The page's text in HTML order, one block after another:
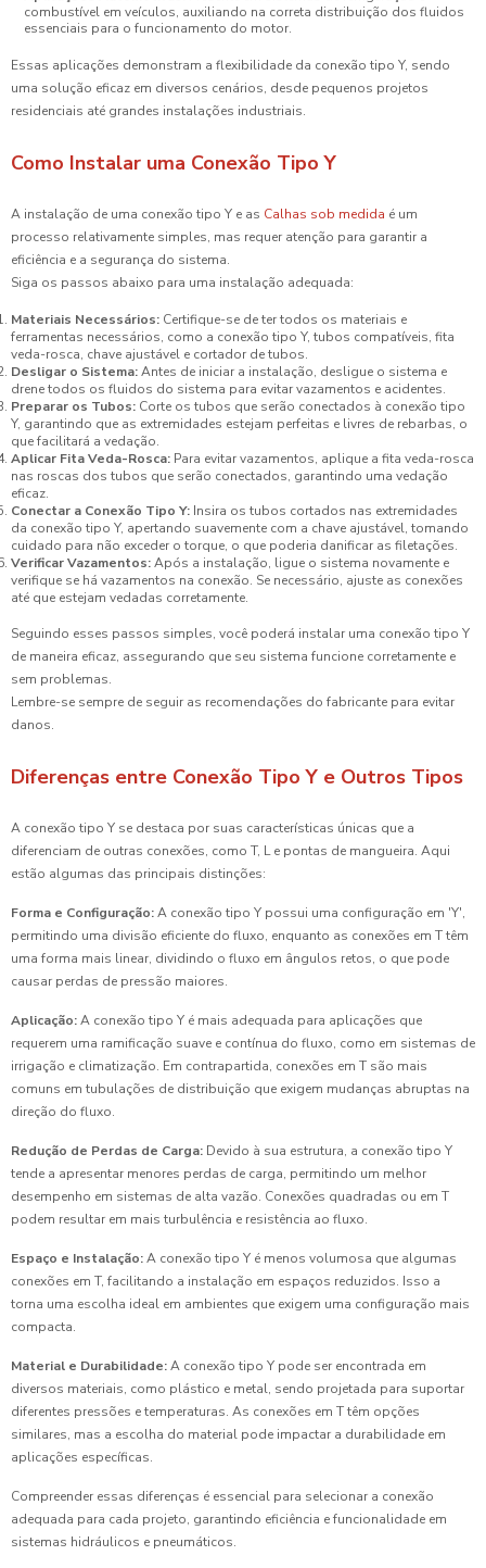
combustível em veículos, auxiliando na correta distribuição dos fluidos
essenciais para o funcionamento do motor.
Essas aplicações demonstram a flexibilidade da conexão tipo Y, sendo
uma solução eficaz em diversos cenários, desde pequenos projetos
residenciais até grandes instalações industriais.
Como Instalar uma Conexão Tipo Y
A instalação de uma conexão tipo Y e as Calhas sob medida é um
processo relativamente simples, mas requer atenção para garantir a
eficiência e a segurança do sistema.
Siga os passos abaixo para uma instalação adequada:
Materiais Necessários: Certifique-se de ter todos os materiais e
ferramentas necessários, como a conexão tipo Y, tubos compatíveis, fita
veda-rosca, chave ajustável e cortador de tubos.
Desligar o Sistema:Antes de iniciar a instalação, desligue o sistema e
drene todos os fluidos do sistema para evitar vazamentos e acidentes.
Preparar os Tubos: Corte os tubos que serão conectados à conexão tipo
Y, garantindo que as extremidades estejam perfeitas e livres de rebarbas, o
que facilitará a vedação.
Aplicar Fita Veda-Rosca: Para evitar vazamentos, aplique a fita veda-rosca
nas roscas dos tubos que serão conectados, garantindo uma vedação
eficaz.
Conectar a Conexão Tipo Y: Insira os tubos cortados nas extremidades
da conexão tipo Y, apertando suavemente com a chave ajustável, tomando
cuidado para não exceder o torque, o que poderia danificar as filetações.
Verificar Vazamentos:Após a instalação, ligue o sistema novamente e
verifique se há vazamentos na conexão. Se necessário, ajuste as conexões
até que estejam vedadas corretamente.
Seguindo esses passos simples, você poderá instalar uma conexão tipo Y
de maneira eficaz, assegurando que seu sistema funcione corretamente e
sem problemas.
Lembre-se sempre de seguir as recomendações do fabricante para evitar
danos.
Diferenças entre Conexão Tipo Y e Outros Tipos
A conexão tipo Y se destaca por suas características únicas que a
diferenciam de outras conexões, como T, L e pontas de mangueira. Aqui
estão algumas das principais distinções:
Forma e Configuração:A conexão tipo Y possui uma configuração em 'Y',
permitindo uma divisão eficiente do fluxo, enquanto as conexões em T têm
uma forma mais linear, dividindo o fluxo em ângulos retos, o que pode
causar perdas de pressão maiores.
Aplicação:A conexão tipo Y é mais adequada para aplicações que
requerem uma ramificação suave e contínua do fluxo, como em sistemas de
irrigação e climatização. Em contrapartida, conexões em T são mais
comuns em tubulações de distribuição que exigem mudanças abruptas na
direção do fluxo.
Redução de Perdas de Carga: Devido à sua estrutura, a conexão tipo Y
tende a apresentar menores perdas de carga, permitindo um melhor
desempenho em sistemas de alta vazão. Conexões quadradas ou em T
podem resultar em mais turbulência e resistência ao fluxo.
Espaço e Instalação:A conexão tipo Y é menos volumosa que algumas
conexões em T, facilitando a instalação em espaços reduzidos. Isso a
torna uma escolha ideal em ambientes que exigem uma configuração mais
compacta.
Material e Durabilidade:A conexão tipo Y pode ser encontrada em
diversos materiais, como plástico e metal, sendo projetada para suportar
diferentes pressões e temperaturas. As conexões em T têm opções
similares, mas a escolha do material pode impactar a durabilidade em
aplicações específicas.
Compreender essas diferenças é essencial para selecionar a conexão
adequada para cada projeto, garantindo eficiência e funcionalidade em
sistemas hidráulicos e pneumáticos.